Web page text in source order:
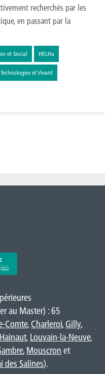
recherchés par les
en passant par la
et Social HELHa
Technologies et Vivant
au Master) : 65
Comte, Charleroi, Gilly,
, Louvain-la-Neuve,
, Mouscron et
des Salines).